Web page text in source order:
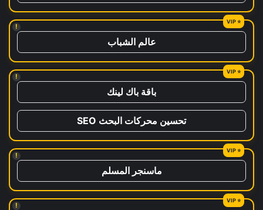
!
عالم الشباب
!
باقة باك لينك
تحسين محركات البحث SEO
!
ماسنجر المسلم
!